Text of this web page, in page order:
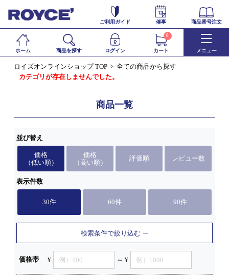
ご利用ガイド 催事 商品番号注文
ホーム 商品を探す ログイン カート
0
メニュー
ロイズオンラインショップ TOP
全ての商品から探す
カテゴリが存在しませんでした。
商品一覧
並び替え
価格
（低い順）
価格
（高い順）
評価順 レビュー数
表示件数
30件 60件 90件
検索条件で絞り込む
価格帯 ¥ ～ ¥